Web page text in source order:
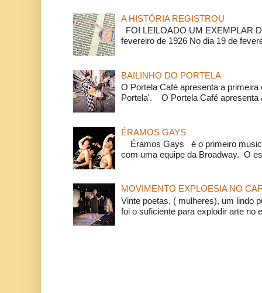
A HISTÓRIA REGISTROU
FOI LEILOADO UM EXEMPLAR
fevereiro de 1926 No dia 19 de
BAILINHO DO PORTELA
O Portela Café apresenta a
Portela'. O Portela Café apresenta
ÉRAMOS GAYS
Éramos Gays é o primeiro
com uma equipe da Broadway. O
MOVIMENTO EXPLOESIA NO
Vinte poetas, ( mulheres), um lindo
foi o suficiente para explodir arte no